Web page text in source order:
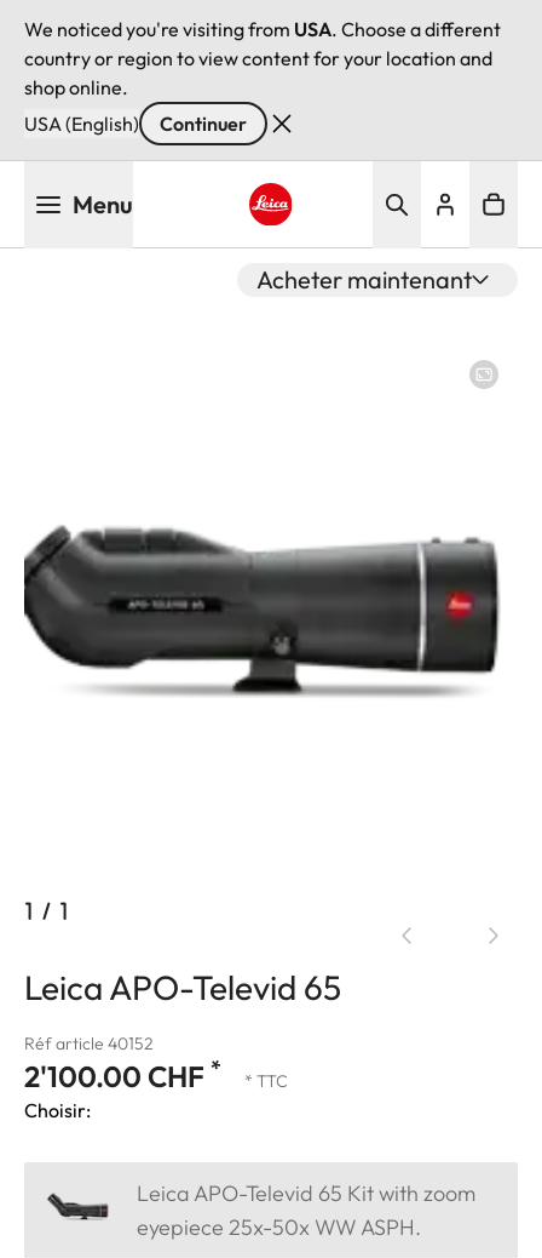
We noticed you're visiting from USA. Choose a different
country or region to view content for your location and
shop online.
USA (English)
Continuer
Menu
Acheter maintenant
1 / 1
Leica APO-Televid 65
Réf article 40152
2'100.00 CHF * * TTC
Choisir:
Leica APO-Televid 65 Kit with zoom
eyepiece 25x-50x WW ASPH.